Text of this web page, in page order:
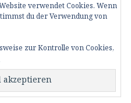
cooperations
verwendet Cookies. Wenn
du der Verwendung von
zur Kontrolle von Cookies,